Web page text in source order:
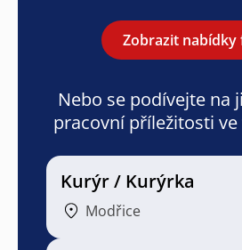
Zobrazit nabídky
Nebo se podívejte na
pracovní příležitosti
Kurýr / Kurýrka
Modřice